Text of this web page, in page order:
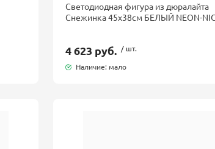
Светодиодная фигура из дюралайта
Снежинка 45x38см БЕЛЫЙ NEON-
4 623 руб. / шт.
Наличие: мало